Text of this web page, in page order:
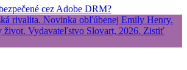
cez Adobe DRM?